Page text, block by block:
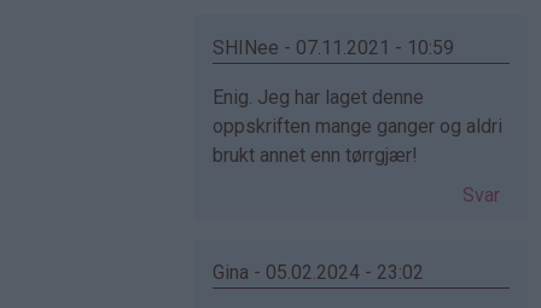
bekreftet)
SHINee - 07.11.2021 - 10:59
Som
svar
på
bekreftet)
Enig. Jeg har laget denne
oppskriften mange ganger og aldri
brukt annet enn tørrgjær!
Svar
Gina - 05.02.2024 - 23:02